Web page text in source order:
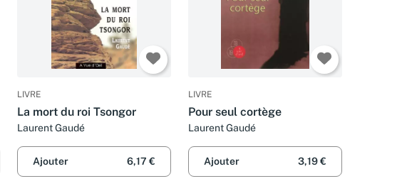
LIVRE
La mort du roi Tsongor
Laurent Gaudé
Ajouter 6,17 €
LIVRE
Pour seul cortège
Laurent Gaudé
Ajouter 3,19 €